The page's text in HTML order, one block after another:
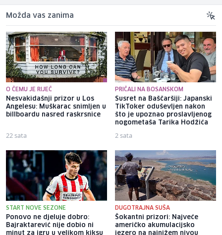
Možda vas zanima
O ČEMU JE RIJEČ
Nesvakidašnji prizor u Los
Angelesu: Muškarac snimljen u
billboardu nasred raskrsnice
22 sata
PRIČALI NA BOSANSKOM
Susret na Baščaršiji: Japanski
TikToker oduševljen nakon
što je upoznao proslavljenog
nogometaša Tarika Hodžića
2 sata
START NOVE SEZONE
Ponovo ne djeluje dobro:
Bajraktarević nije dobio ni
minut za igru u velikom kiksu
DUGOTRAJNA SUŠA
Šokantni prizori: Najveće
američko akumulacijsko
jezero na najnižem nivou